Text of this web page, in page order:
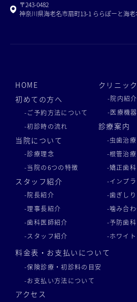
〒243-0482
神奈川県海老名市扇町13-1 ららぽーと海老
HOME
初めての方へ
-ご予約方法について
-初診時の流れ
当院について
-診療理念
-当院の6つの特徴
スタッフ紹介
-院長紹介
-理事長紹介
-歯科医師紹介
-スタッフ紹介
クリニッ
-院内紹介
-医療機
診療案内
-虫歯治療
-根管治療
-矯正歯科
-インプラ
-歯ぎしり
-噛み合わ
-予防歯科
-ホワイ
料金表・お支払いについて
-保険診療・初診料の目安
-お支払い方法について
アクセス